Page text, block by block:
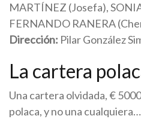
MARTÍNEZ (Josefa),
FERNANDO RANERA
Dirección: Pilar González
La cartera
Una cartera olvidada, €
polaca, y no una cualquiera…